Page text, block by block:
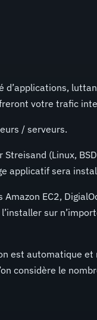
d’applications,
votre trafic
/ serveurs.
(Linux,
applicatif sera
EC2,
sur
est automatique et
considère le